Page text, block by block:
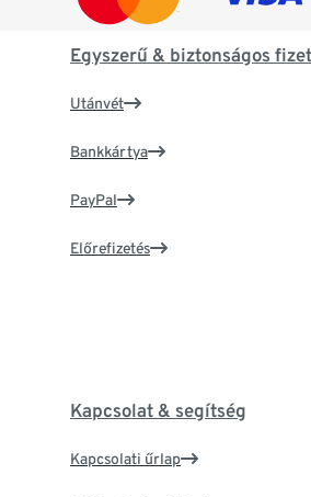
Egyszerű & biztonságos
Utánvét
Bankkártya
PayPal
Előrefizetés
Kapcsolat & segítség
Kapcsolati űrlap